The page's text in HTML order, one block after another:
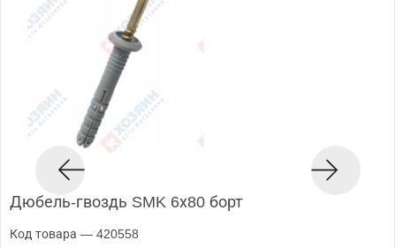
Дюбель-гвоздь SMK 6х80 борт
Код товара — 420558